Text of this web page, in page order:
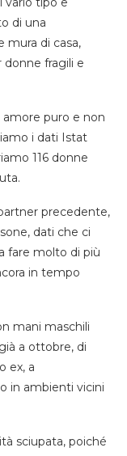
di una
mura di casa,
donne fragili e
puro e non
i dati Istat
116 donne
precedente,
dati che ci
fare molto di più
in tempo
mani maschili
a ottobre, di
ex, a
in ambienti vicini
sciupata, poiché